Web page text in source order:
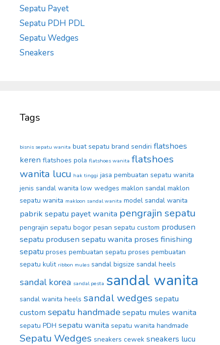
Sepatu Payet
Sepatu PDH PDL
Sepatu Wedges
Sneakers
Tags
bisnis sepatu wanita buat sepatu brand sendiri flatshoes
keren flatshoes pola flatshoes wanita flatshoes
wanita lucu hak tinggi jasa pembuatan sepatu wanita
jenis sandal wanita low wedges maklon sandal maklon
sepatu wanita makloon sandal wanita model sandal wanita
pabrik sepatu payet wanita pengrajin sepatu
pengrajin sepatu bogor pesan sepatu custom produsen
sepatu produsen sepatu wanita proses finishing
sepatu proses pembuatan sepatu proses pembuatan
sepatu kulit ribbon mules sandal bigsize sandal heels
sandal korea sandal pesta sandal wanita
sandal wanita heels sandal wedges sepatu
custom sepatu handmadesepatu mules wanita
sepatu PDH sepatu wanita sepatu wanita handmade
Sepatu Wedges sneakers cewek sneakers lucu